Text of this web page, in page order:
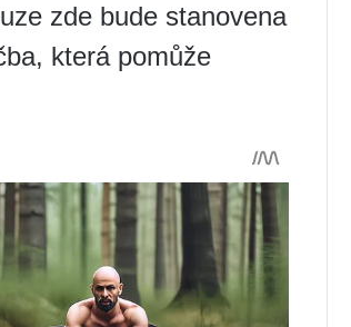
zde bude stanovena
která pomůže